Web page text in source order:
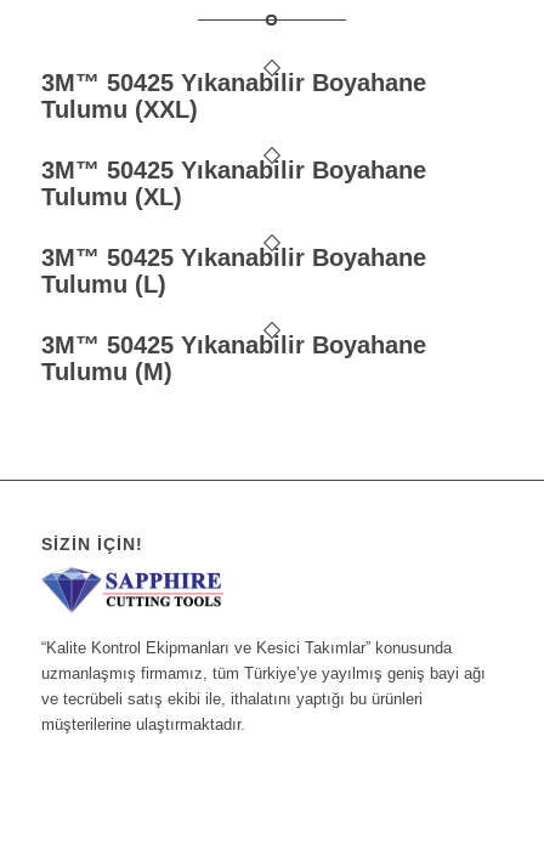
3M™ 50425 Yıkanabilir Boyahane
Tulumu (XXL)
3M™ 50425 Yıkanabilir Boyahane
Tulumu (XL)
3M™ 50425 Yıkanabilir Boyahane
Tulumu (L)
3M™ 50425 Yıkanabilir Boyahane
Tulumu (M)
SIZIN İÇIN!
“Kalite Kontrol Ekipmanları ve Kesici Takımlar” konusunda
uzmanlaşmış firmamız, tüm Türkiye’ye yayılmış geniş bayi ağı
ve tecrübeli satış ekibi ile, ithalatını yaptığı bu ürünleri
müşterilerine ulaştırmaktadır.